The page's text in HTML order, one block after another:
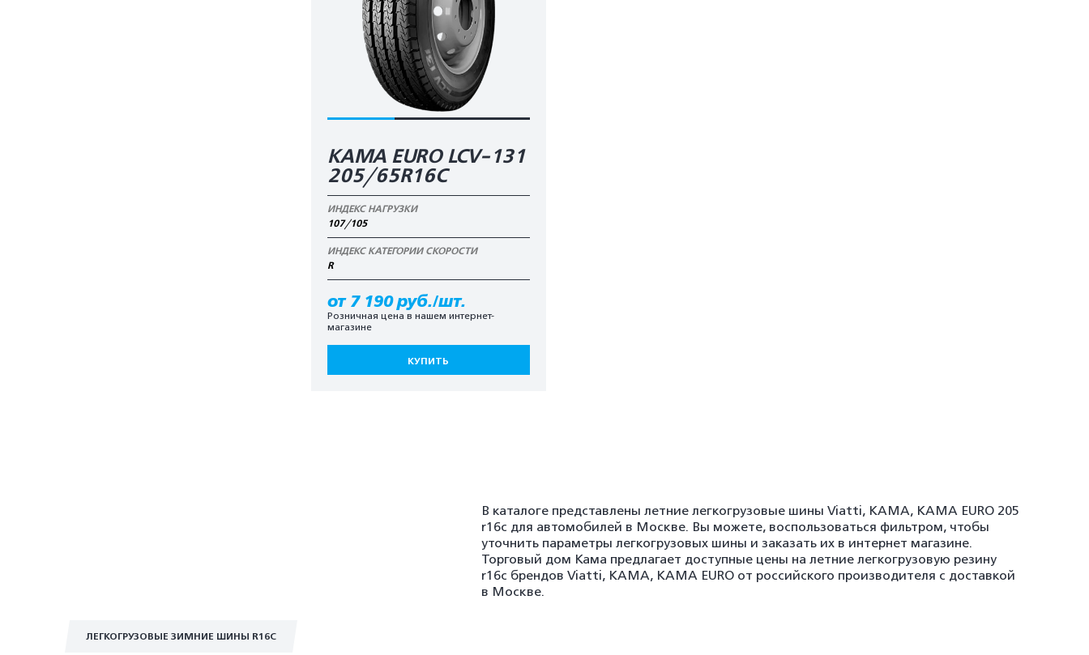
КАМА EURO LCV-131
205/65R16C
ИНДЕКС НАГРУЗКИ
107/105
ИНДЕКС КАТЕГОРИИ СКОРОСТИ
R
от 7 190 руб./шт.
Розничная цена в нашем интернет-
магазине
КУПИТЬ
В каталоге представлены летние легкогрузовые шины Viatti, KAMA, KAMA EURO 205
r16c для автомобилей в Москве. Вы можете, воспользоваться фильтром, чтобы
уточнить параметры легкогрузовых шины и заказать их в интернет магазине.
Торговый дом Кама предлагает доступные цены на летние легкогрузовую резину
r16c брендов Viatti, KAMA, KAMA EURO от российского производителя с доставкой
в Москве.
ЛЕГКОГРУЗОВЫЕ ЗИМНИЕ ШИНЫ R16C